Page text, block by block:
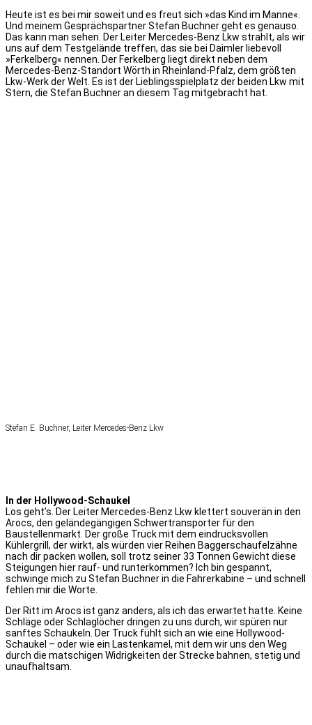
Heute ist es bei mir soweit und es freut sich »das Kind im Manne«.
Und meinem Gesprächspartner Stefan Buchner geht es genauso.
Das kann man sehen. Der Leiter Mercedes-Benz Lkw strahlt, als wir
uns auf dem Testgelände treffen, das sie bei Daimler liebevoll
»Ferkelberg« nennen. Der Ferkelberg liegt direkt neben dem
Mercedes-Benz-Standort Wörth in Rheinland-Pfalz, dem größten
Lkw-Werk der Welt. Es ist der Lieblingsspielplatz der beiden Lkw mit
Stern, die Stefan Buchner an diesem Tag mitgebracht hat.
Stefan E. Buchner, Leiter Mercedes-Benz Lkw
In der Hollywood-Schaukel
Los geht’s. Der Leiter Mercedes-Benz Lkw klettert souverän in den
Arocs, den geländegängigen Schwertransporter für den
Baustellenmarkt. Der große Truck mit dem eindrucksvollen
Kühlergrill, der wirkt, als würden vier Reihen Baggerschaufelzähne
nach dir packen wollen, soll trotz seiner 33 Tonnen Gewicht diese
Steigungen hier rauf- und runterkommen? Ich bin gespannt,
schwinge mich zu Stefan Buchner in die Fahrerkabine – und schnell
fehlen mir die Worte.
Der Ritt im Arocs ist ganz anders, als ich das erwartet hatte. Keine
Schläge oder Schlaglöcher dringen zu uns durch, wir spüren nur
sanftes Schaukeln. Der Truck fühlt sich an wie eine Hollywood-
Schaukel – oder wie ein Lastenkamel, mit dem wir uns den Weg
durch die matschigen Widrigkeiten der Strecke bahnen, stetig und
unaufhaltsam.